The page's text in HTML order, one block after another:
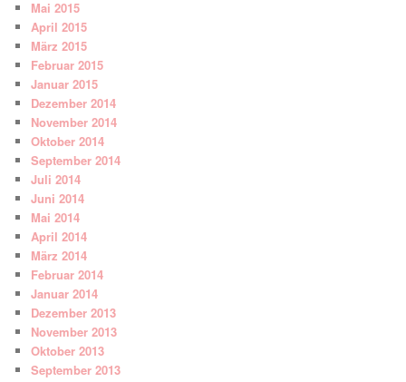
Mai 2015
April 2015
März 2015
Februar 2015
Januar 2015
Dezember 2014
November 2014
Oktober 2014
September 2014
Juli 2014
Juni 2014
Mai 2014
April 2014
März 2014
Februar 2014
Januar 2014
Dezember 2013
November 2013
Oktober 2013
September 2013